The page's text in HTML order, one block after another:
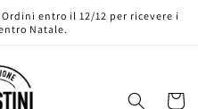
- Ordini entro il 12/12 per ricevere i
Natale.
Carrello